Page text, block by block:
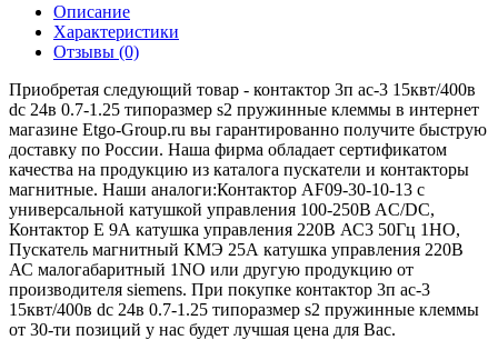
Описание
Характеристики
Отзывы (0)
Приобретая следующий товар - контактор 3п ac-3 15квт/400в
dc 24в 0.7-1.25 типоразмер s2 пружинные клеммы в интернет
магазине Etgo-Group.ru вы гарантированно получите быструю
доставку по России. Наша фирма обладает сертификатом
качества на продукцию из каталога пускатели и контакторы
магнитные. Наши аналоги:Контактор AF09-30-10-13 с
универсальной катушкой управления 100-250B AC/DC,
Контактор E 9А катушка управления 220В АС3 50Гц 1НО,
Пускатель магнитный КМЭ 25А катушка управления 220В
АС малогабаритный 1NO или другую продукцию от
производителя siemens. При покупке контактор 3п ac-3
15квт/400в dc 24в 0.7-1.25 типоразмер s2 пружинные клеммы
от 30-ти позиций у нас будет лучшая цена для Вас.